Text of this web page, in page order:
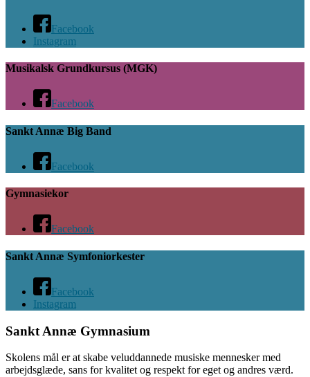
Facebook
Instagram
Musikalsk Grundkursus (MGK)
Facebook
Sankt Annæ Big Band
Facebook
Gymnasiekor
Facebook
Sankt Annæ Symfoniorkester
Facebook
Instagram
Sankt Annæ Gymnasium
Skolens mål er at skabe veluddannede musiske mennesker med
arbejdsglæde, sans for kvalitet og respekt for eget og andres værd.